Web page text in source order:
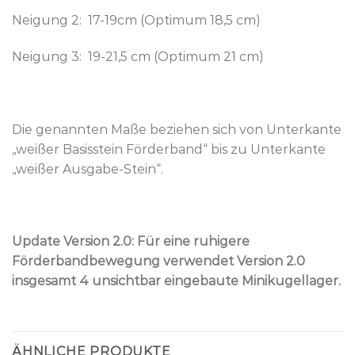
Neigung 2: 17-19cm (Optimum 18,5 cm)
Neigung 3: 19-21,5 cm (Optimum 21 cm)
Die genannten Maße beziehen sich von Unterkante
„weißer Basisstein Förderband“ bis zu Unterkante
„weißer Ausgabe-Stein“.
Update Version 2.0: Für eine ruhigere
Förderbandbewegung verwendet Version 2.0
insgesamt 4 unsichtbar eingebaute Minikugellager.
ÄHNLICHE PRODUKTE